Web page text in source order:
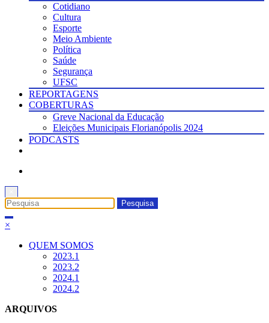
Cotidiano
Cultura
Esporte
Meio Ambiente
Política
Saúde
Segurança
UFSC
REPORTAGENS
COBERTURAS
Greve Nacional da Educação
Eleições Municipais Florianópolis 2024
PODCASTS
×
QUEM SOMOS
2023.1
2023.2
2024.1
2024.2
ARQUIVOS